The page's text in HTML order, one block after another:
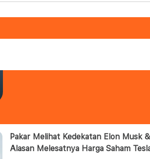
Pakar Melihat Kedekatan Elon Musk
Alasan Melesatnya Harga Saham